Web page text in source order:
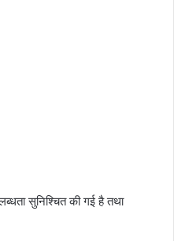
सुनिश्चित की गई है तथा